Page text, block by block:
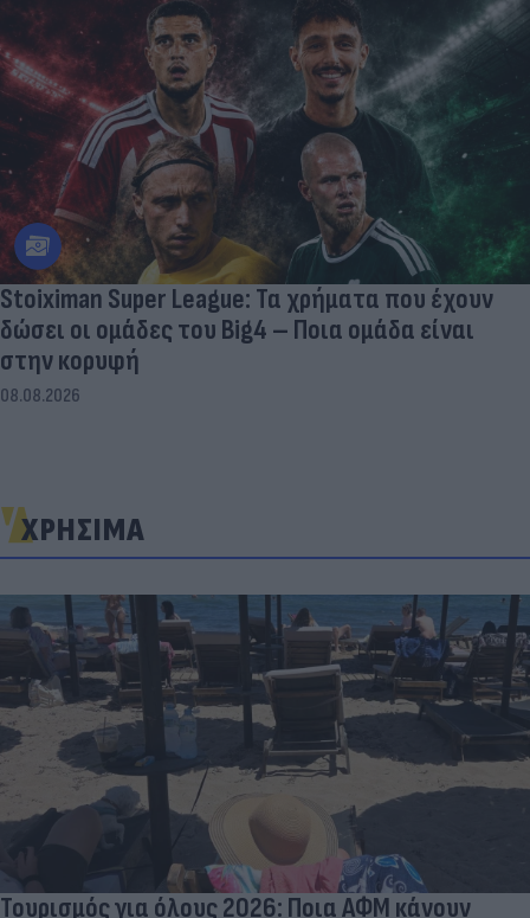
Stoiximan Super League: Τα χρήματα που έχουν
δώσει οι ομάδες του Big4 – Ποια ομάδα είναι
στην κορυφή
08.08.2026
ΧΡΗΣΙΜΑ
Τουρισμός για όλους 2026: Ποια ΑΦΜ κάνουν